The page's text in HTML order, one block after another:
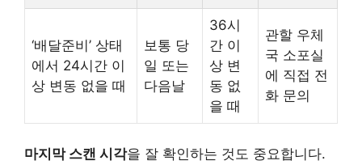
‘배달준비’ 상태
에서 24시간 이
상 변동 없을 때
보통 당
일 또는
다음날
36시
간 이
상 변
동 없
을 때
관할 우체
국 소포실
에 직접 전
화 문의
마지막 스캔 시각을 잘 확인하는 것도 중요합니다.